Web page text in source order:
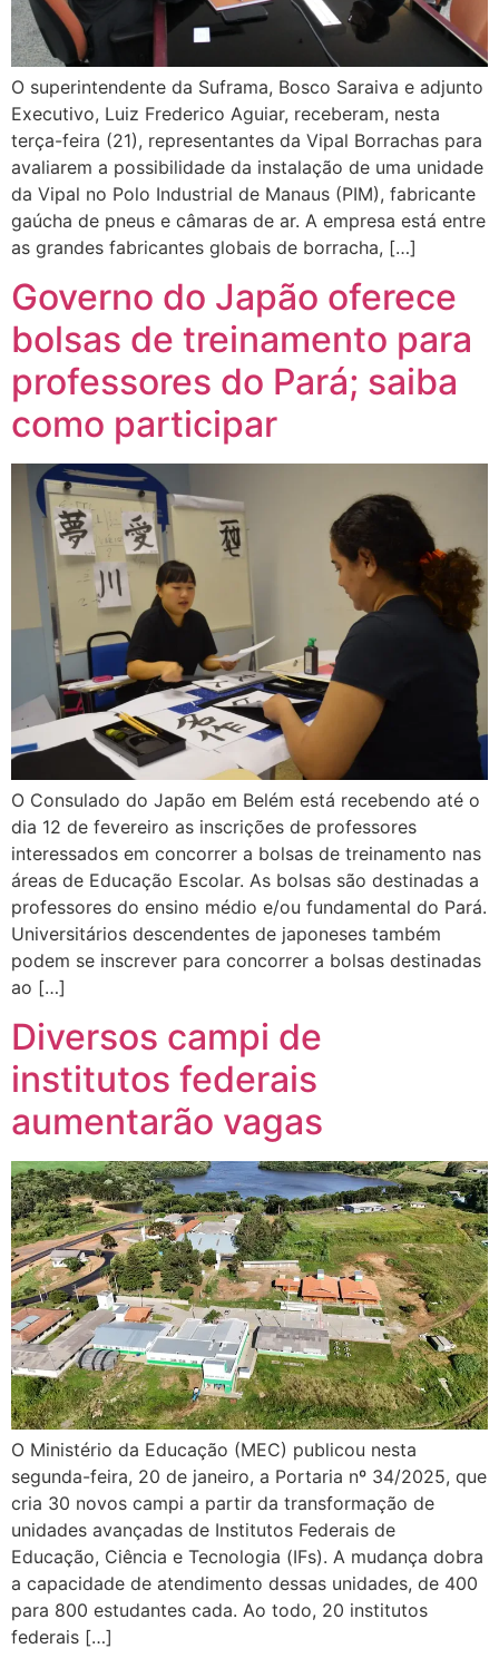
O superintendente da Suframa, Bosco Saraiva e adjunto
Executivo, Luiz Frederico Aguiar, receberam, nesta
terça-feira (21), representantes da Vipal Borrachas para
avaliarem a possibilidade da instalação de uma unidade
da Vipal no Polo Industrial de Manaus (PIM), fabricante
gaúcha de pneus e câmaras de ar. A empresa está entre
as grandes fabricantes globais de borracha, […]
Governo do Japão oferece
bolsas de treinamento para
professores do Pará; saiba
como participar
O Consulado do Japão em Belém está recebendo até o
dia 12 de fevereiro as inscrições de professores
interessados em concorrer a bolsas de treinamento nas
áreas de Educação Escolar. As bolsas são destinadas a
professores do ensino médio e/ou fundamental do Pará.
Universitários descendentes de japoneses também
podem se inscrever para concorrer a bolsas destinadas
ao […]
Diversos campi de
institutos federais
aumentarão vagas
O Ministério da Educação (MEC) publicou nesta
segunda-feira, 20 de janeiro, a Portaria nº 34/2025, que
cria 30 novos campi a partir da transformação de
unidades avançadas de Institutos Federais de
Educação, Ciência e Tecnologia (IFs). A mudança dobra
a capacidade de atendimento dessas unidades, de 400
para 800 estudantes cada. Ao todo, 20 institutos
federais […]